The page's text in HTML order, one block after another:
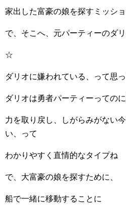
家出した富豪の娘を探すミッシ
で、そこへ、元パーティーのダ
☆
ダリオに嫌われている、って思
ダリオは勇者パーティーっての
力を取り戻し、しがらみがない
い、って
わかりやすく直情的なタイプね
で、大富豪の娘を探すために、
船で一緒に移動することに